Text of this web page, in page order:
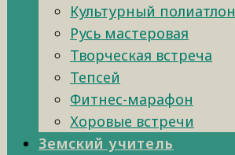
Культурный полиатлон
Русь мастеровая
Творческая встреча
Тепсей
Фитнес-марафон
Хоровые встречи
Земский учитель